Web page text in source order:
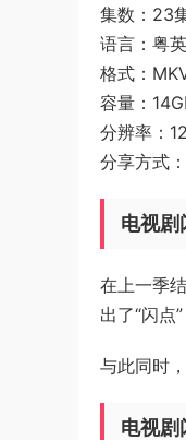
集数：23
语言：粤
格式：
容量：
分辨率：
分享方式
电视剧
在上一季
出了“闪点
与此同时
电视剧